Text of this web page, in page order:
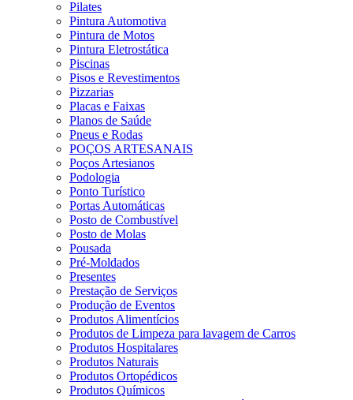
Pilates
Pintura Automotiva
Pintura de Motos
Pintura Eletrostática
Piscinas
Pisos e Revestimentos
Pizzarias
Placas e Faixas
Planos de Saúde
Pneus e Rodas
POÇOS ARTESANAIS
Poços Artesianos
Podologia
Ponto Turístico
Portas Automáticas
Posto de Combustível
Posto de Molas
Pousada
Pré-Moldados
Presentes
Prestação de Serviços
Produção de Eventos
Produtos Alimentícios
Produtos de Limpeza para lavagem de Carros
Produtos Hospitalares
Produtos Naturais
Produtos Ortopédicos
Produtos Químicos